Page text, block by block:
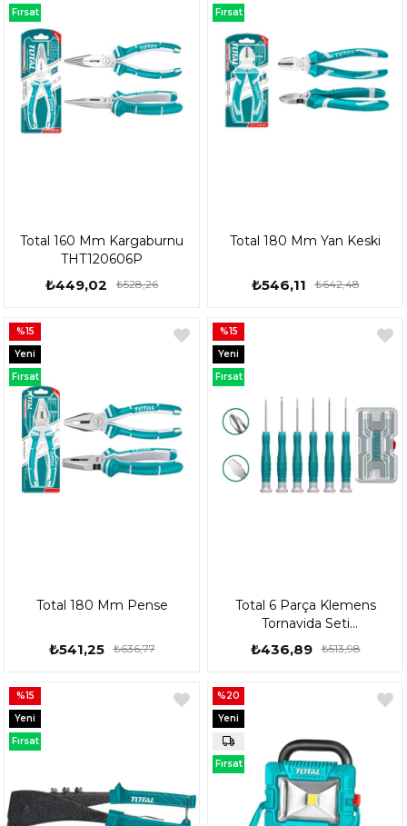
Total 160 Mm Kargaburnu
THT120606P
₺449,02 ₺528,26
Ürün
Fırsat
Ürünü
Total 180 Mm Yan Keski
₺546,11 ₺642,48
Ürün
Fırsat
Ürünü
Total 180 Mm Pense
₺541,25 ₺636,77
%15
Yeni
Ürün
Fırsat
Ürünü
Total 6 Parça Klemens
Tornavida Seti
THT250PS0601
₺436,89 ₺513,98
%15
Yeni
Ürün
Fırsat
%15
Yeni
Ürün
Fırsat
%20
Yeni
Ürün
Fırsat